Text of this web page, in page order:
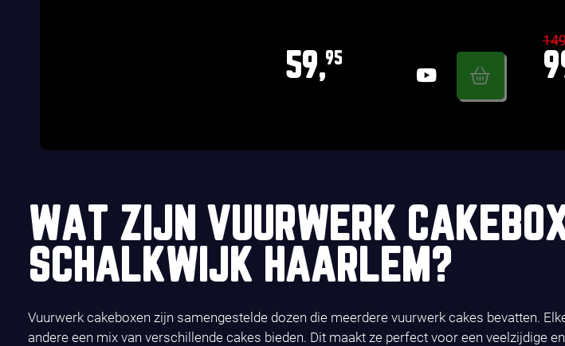
59,95
WAT ZIJN VUURWERK
SCHALKWIJK HAARLEM?
Vuurwerk cakeboxen zijn samengestelde dozen die meerdere vuurwerk cakes bevatten.
andere een mix van verschillende cakes bieden. Dit maakt ze perfect voor een veelzijdige